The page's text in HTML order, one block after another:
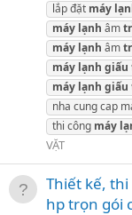
lắp đặt máy
máy lạnh âm
máy lạnh âm
máy lạnh giấu
máy lạnh giấu
nha cung cap
thi công máy
VẶT
Thiết kế,
hp trọn gói